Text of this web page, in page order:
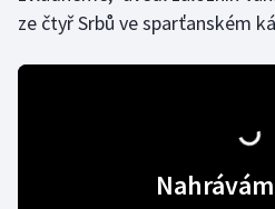
ze čtyř Srbů ve sparťanském